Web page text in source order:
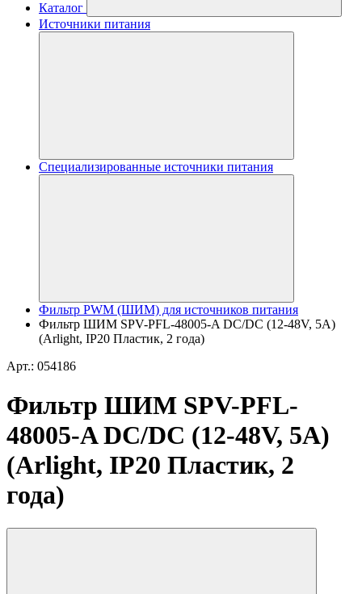
Каталог
Источники питания
Специализированные источники питания
Фильтр PWM (ШИМ) для источников питания
Фильтр ШИМ SPV-PFL-48005-A DC/DC (12-48V, 5A)
(Arlight, IP20 Пластик, 2 года)
Арт.: 054186
Фильтр ШИМ SPV-PFL-
48005-A DC/DC (12-48V, 5A)
(Arlight, IP20 Пластик, 2
года)